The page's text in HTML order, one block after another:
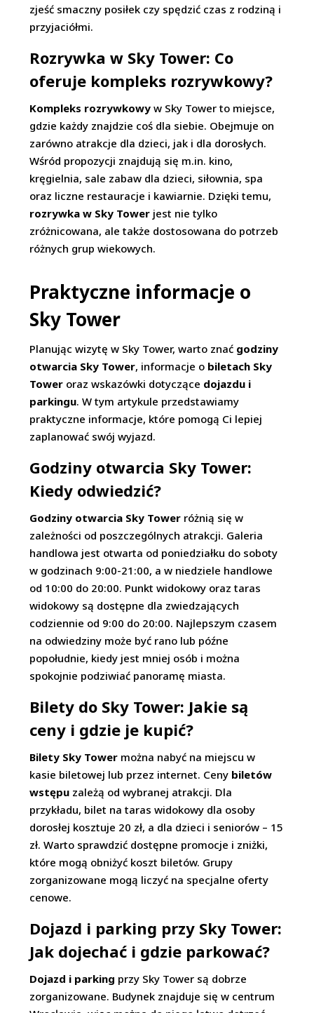
zjeść smaczny posiłek czy spędzić czas z rodziną i
przyjaciółmi.
Rozrywka w Sky Tower: Co
oferuje kompleks rozrywkowy?
Kompleks rozrywkowy w Sky Tower to miejsce,
gdzie każdy znajdzie coś dla siebie. Obejmuje on
zarówno atrakcje dla dzieci, jak i dla dorosłych.
Wśród propozycji znajdują się m.in. kino,
kręgielnia, sale zabaw dla dzieci, siłownia, spa
oraz liczne restauracje i kawiarnie. Dzięki temu,
rozrywka w Sky Tower jest nie tylko
zróżnicowana, ale także dostosowana do potrzeb
różnych grup wiekowych.
Praktyczne informacje o
Sky Tower
Planując wizytę w Sky Tower, warto znać godziny
otwarcia Sky Tower, informacje o biletach Sky
Tower oraz wskazówki dotyczące dojazdu i
parkingu. W tym artykule przedstawiamy
praktyczne informacje, które pomogą Ci lepiej
zaplanować swój wyjazd.
Godziny otwarcia Sky Tower:
Kiedy odwiedzić?
Godziny otwarcia Sky Tower różnią się w
zależności od poszczególnych atrakcji. Galeria
handlowa jest otwarta od poniedziałku do soboty
w godzinach 9:00-21:00, a w niedziele handlowe
od 10:00 do 20:00. Punkt widokowy oraz taras
widokowy są dostępne dla zwiedzających
codziennie od 9:00 do 20:00. Najlepszym czasem
na odwiedziny może być rano lub późne
popołudnie, kiedy jest mniej osób i można
spokojnie podziwiać panoramę miasta.
Bilety do Sky Tower: Jakie są
ceny i gdzie je kupić?
Bilety Sky Tower można nabyć na miejscu w
kasie biletowej lub przez internet. Ceny biletów
wstępu zależą od wybranej atrakcji. Dla
przykładu, bilet na taras widokowy dla osoby
dorosłej kosztuje 20 zł, a dla dzieci i seniorów – 15
zł. Warto sprawdzić dostępne promocje i zniżki,
które mogą obniżyć koszt biletów. Grupy
zorganizowane mogą liczyć na specjalne oferty
cenowe.
Dojazd i parking przy Sky Tower:
Jak dojechać i gdzie parkować?
Dojazd i parking przy Sky Tower są dobrze
zorganizowane. Budynek znajduje się w centrum